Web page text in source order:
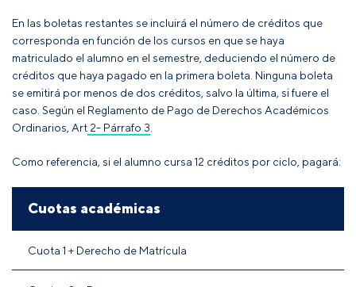
En las boletas restantes se incluirá el número de créditos que
corresponda en función de los cursos en que se haya
matriculado el alumno en el semestre, deduciendo el número de
créditos que haya pagado en la primera boleta . Ninguna boleta
se emitirá por menos de dos créditos, salvo la última, si fuere el
caso Según el Reglamento de Pago de Derechos Académicos
Ordinarios, Art 2- Párrafo 3
Como referencia, si el alumno cursa 12 créditos por ciclo, pagará:
Cuotas académicas
Cuota 1 + Derecho de Matrícula